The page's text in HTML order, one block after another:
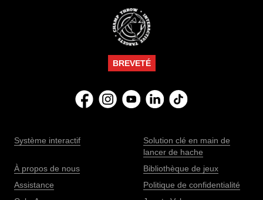
BREVETÉ
Système interactif
Solution clé en main de
lancer de hache
À propos de nous
Bibliothèque de jeux
Assistance
Politique de confidentialité